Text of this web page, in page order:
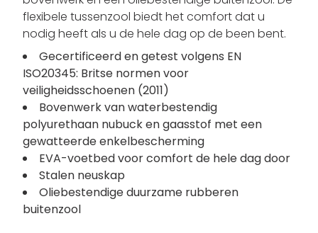
flexibele tussenzool biedt het comfort dat u
nodig heeft als u de hele dag op de been bent.
Gecertificeerd en getest volgens EN
ISO20345: Britse normen voor
veiligheidsschoenen (2011)
Bovenwerk van waterbestendig
polyurethaan nubuck en gaasstof met een
gewatteerde enkelbescherming
EVA-voetbed voor comfort de hele dag door
Stalen neuskap
Oliebestendige duurzame rubberen
buitenzool